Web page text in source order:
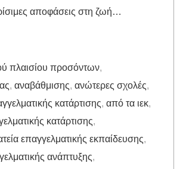
αποφάσεις στη ζωή…
πλαισίου προσόντων,
, αναβάθμισης, ανώτερες σχολές,
κατάρτισης, από τα ιεκ,
κατάρτισης,
επαγγελματικής εκπαίδευσης,
ανάπτυξης,